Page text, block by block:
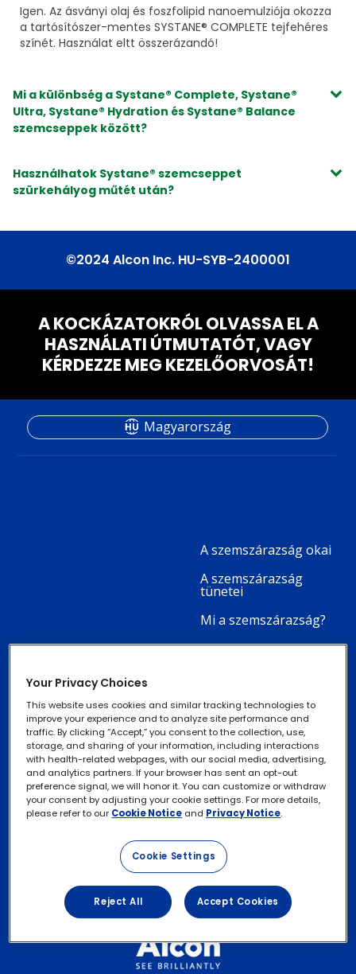
Igen. Az ásványi olaj és foszfolipid nanoemulziója okozza
a tartósítószer-mentes SYSTANE® COMPLETE tejfehéres
színét. Használat eltt összerázandó!
Mi a különbség a Systane® Complete, Systane®
Ultra, Systane® Hydration és Systane® Balance
szemcseppek között?
Használhatok Systane® szemcseppet
szürkehályog műtét után?
©2024 Alcon Inc. HU-SYB-2400001
A KOCKÁZATOKRÓL OLVASSA EL A
HASZNÁLATI ÚTMUTATÓT, VAGY
KÉRDEZZE MEG KEZELŐORVOSÁT!
Footer
Column
Items
A szemszárazság okai
A szemszárazság
tünetei
Mi a szemszárazság?
Tippek szemszárazság
Footer
Column
Items
SYSTANE®COMPLETE
Tartósítószer- mentes
szemcsepp
SYSTANE®HYDRATION
Tartósítószer- mentes
szemcsepp
ULTRA
Tartósítószer- mentes
Magyarország
Footer
legal
Links
Adatvédelmi szabályzat
Süti információ
Kapcsolat
Your Privacy Choices
This website uses cookies and similar tracking technologies to
improve your experience and to analyze site performance and
traffic. By clicking “Accept,” you consent to the collection, use,
storage, and sharing of your information, including interactions
with health-related webpages, with our social media, advertising,
and analytics partners. If your browser has sent an opt-out
preference signal, we will honor it. You can customize or withdraw
your consent by adjusting your cookie settings. For more details,
please refer to our Cookie Notice and Privacy Notice.
Cookie Settings
Reject All Accept Cookies